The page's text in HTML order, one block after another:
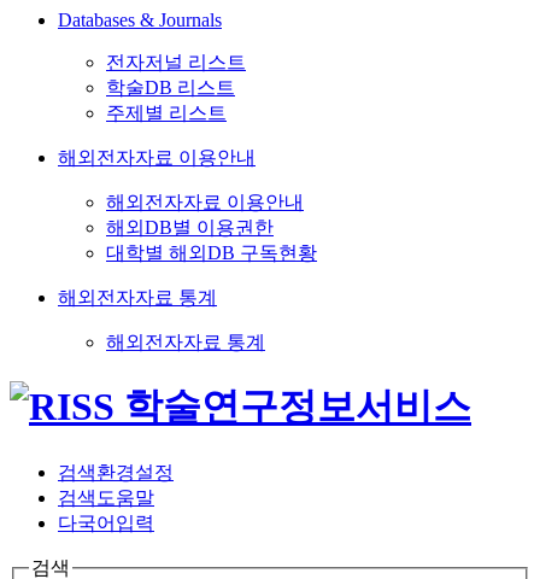
Databases & Journals
전자저널 리스트
학술DB 리스트
주제별 리스트
해외전자자료 이용안내
해외전자자료 이용안내
해외DB별 이용권한
대학별 해외DB 구독현황
해외전자자료 통계
해외전자자료 통계
검색환경설정
검색도움말
다국어입력
검색